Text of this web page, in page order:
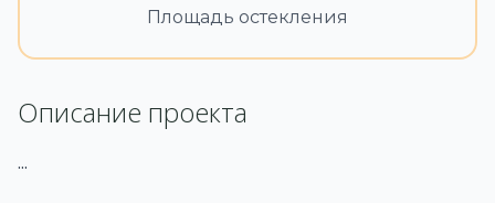
Площадь остекления
Описание проекта
...